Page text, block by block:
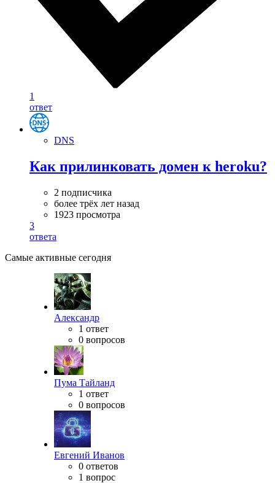
1
ответ
DNS
Как прилинковать домен к heroku?
2 подписчика
более трёх лет назад
1923 просмотра
3
ответа
Самые активные сегодня
Александр
1 ответ
0 вопросов
Пума Тайланд
1 ответ
0 вопросов
Евгений Иванов
0 ответов
1 вопрос